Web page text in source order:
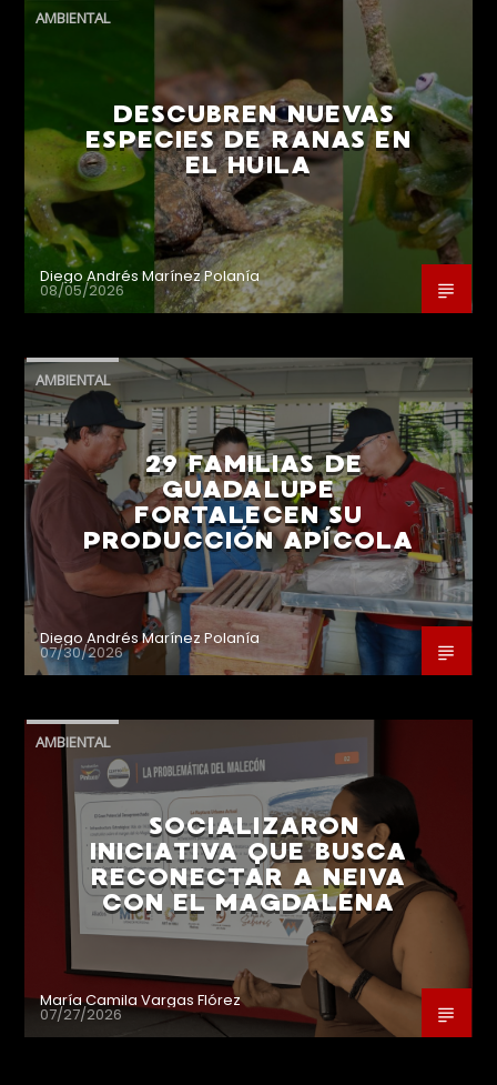
AMBIENTAL
DESCUBREN NUEVAS
ESPECIES DE RANAS EN
EL HUILA
Diego Andrés Marínez Polanía
08/05/2026
AMBIENTAL
29 FAMILIAS DE
GUADALUPE
FORTALECEN SU
PRODUCCIÓN APÍCOLA
Diego Andrés Marínez Polanía
07/30/2026
AMBIENTAL
SOCIALIZARON
INICIATIVA QUE BUSCA
RECONECTAR A NEIVA
CON EL MAGDALENA
María Camila Vargas Flórez
07/27/2026